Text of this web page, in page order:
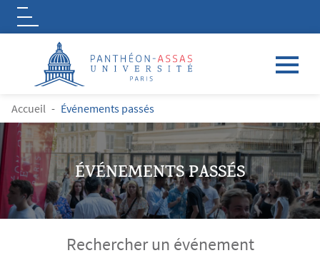
Aller au contenu principal
Logo
FIL D'ARIANE
Accueil Événements passés
ÉVÉNEMENTS PASSÉS
Rechercher un événement